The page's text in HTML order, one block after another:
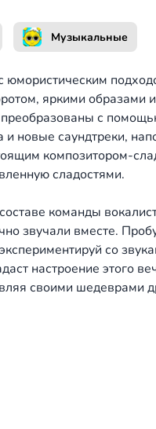
Музыкальные
юмористическим
яркими образами
с
новые саундтреки,
композитором-
сладостями.
команды
звучали вместе.
со
настроение этого
своими шедеврами